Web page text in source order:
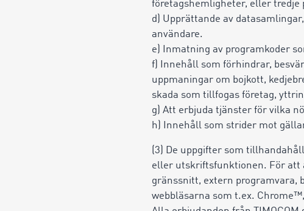
företagshemligheter, eller tredje
d) Upprättande av
användare.
e) Inmatning av programkoder
f) Innehåll som förhindrar,
uppmaningar om bojkott,
skada som tillfogas företag,
g) Att erbjuda tjänster för vilka
h) Innehåll som strider mot
(3) De uppgifter som
eller utskriftsfunktionen. För att
gränssnitt, extern programvara,
webbläsarna som t.ex.